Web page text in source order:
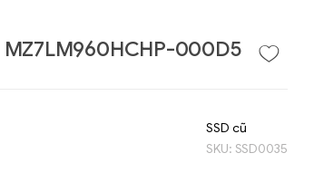
MZ7LM960HCHP-000D5
SSD cũ
SKU: SSD0035
Bộ khung máy trạm
W332-Z00